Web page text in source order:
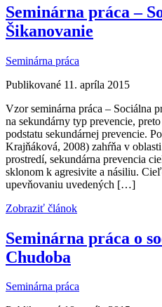
Seminárna práca –
Šikanovanie
Seminárna práca
Publikované 11. apríla 2015
Vzor seminárna práca – Sociálna
na sekundárny typ prevencie,
podstatu sekundárnej prevencie.
Krajňáková, 2008) zahŕňa v
prostredí, sekundárna prevencia
sklonom k agresivite a násiliu.
upevňovaniu uvedených […]
Zobraziť článok
Seminárna práca o
Chudoba
Seminárna práca